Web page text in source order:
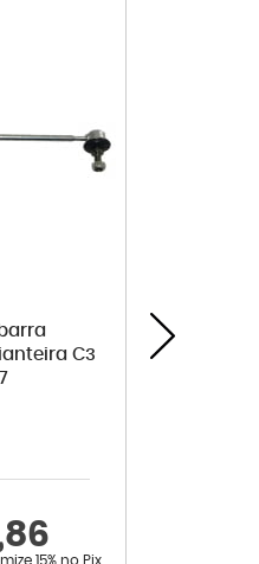
C3
15% no Pix